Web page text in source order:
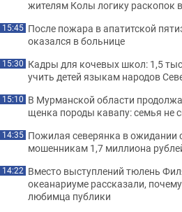
жителям Колы логику раскопок
15:45 После пожара в апатитской
оказался в больнице
15:30 Кадры для кочевых школ: 1,5
учить детей языкам народов
15:10 В Мурманской области
щенка породы кавапу: семья не
14:35 Пожилая северянка в ожидании
мошенникам 1,7 миллиона
14:22 Вместо выступлений тюлень
океанариуме рассказали,
любимца публики